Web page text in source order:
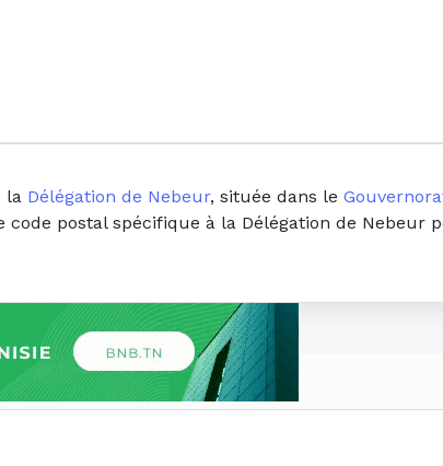
la Délégation de Nebeur, située dans le
postal spécifique à la Délégation de